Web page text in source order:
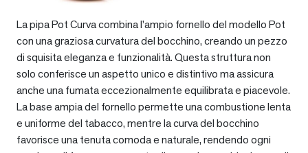
La pipa Pot Curva combina l’ampio fornello del modello Pot
con una graziosa curvatura del bocchino, creando un pezzo
di squisita eleganza e funzionalità. Questa struttura non
solo conferisce un aspetto unico e distintivo ma assicura
anche una fumata eccezionalmente equilibrata e piacevole.
La base ampia del fornello permette una combustione lenta
e uniforme del tabacco, mentre la curva del bocchino
favorisce una tenuta comoda e naturale, rendendo ogni